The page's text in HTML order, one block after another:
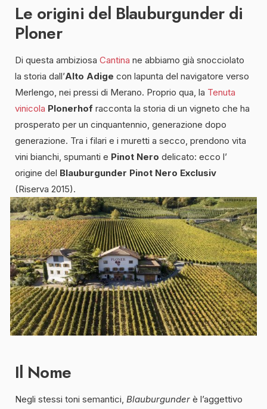
Le origini del Blauburgunder di
Ploner
Di questa ambiziosa Cantina ne abbiamo già snocciolato
la storia dall’Alto Adige con lapunta del navigatore verso
Merlengo, nei pressi di Merano. Proprio qua, la Tenuta
vinicola Plonerhof racconta la storia di un vigneto che ha
prosperato per un cinquantennio, generazione dopo
generazione. Tra i filari e i muretti a secco, prendono vita
vini bianchi, spumanti e Pinot Nero delicato: ecco l’
origine del Blauburgunder Pinot Nero Exclusiv
(Riserva 2015).
Il Nome
Negli stessi toni semantici, Blauburgunder è l’aggettivo